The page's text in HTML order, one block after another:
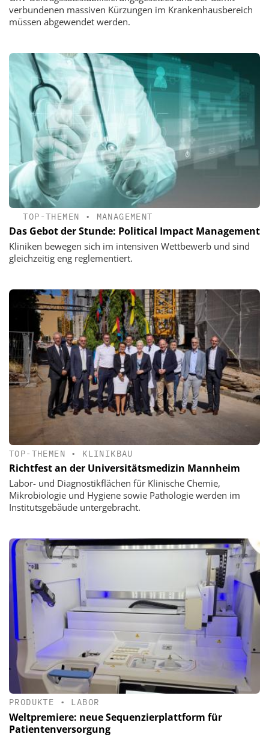
verbundenen massiven Kürzungen im Krankenhausbereich
müssen abgewendet werden.
TOP-THEMEN • MANAGEMENT
Das Gebot der Stunde: Political Impact Management
Kliniken bewegen sich im intensiven Wettbewerb und sind
gleichzeitig eng reglementiert.
TOP-THEMEN • KLINIKBAU
Richtfest an der Universitätsmedizin Mannheim
Labor- und Diagnostikflächen für Klinische Chemie,
Mikrobiologie und Hygiene sowie Pathologie werden im
Institutsgebäude untergebracht.
PRODUKTE • LABOR
Weltpremiere: neue Sequenzierplattform für
Patientenversorgung